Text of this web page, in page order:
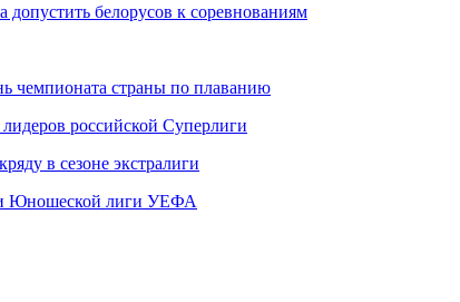
допустить белорусов к соревнованиям
чемпионата страны по плаванию
российской Суперлиги
в сезоне экстралиги
Юношеской лиги УЕФА